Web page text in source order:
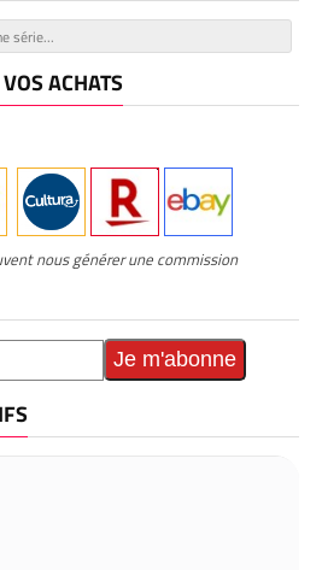
ACHATS
nous générer une commission